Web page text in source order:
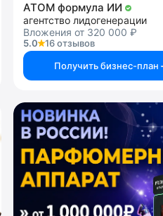
АТОМ формула ИИ
агентство лидогенерации
Вложения от 320 000 ₽
5.0
16 отзывов
Получить бизнес-план